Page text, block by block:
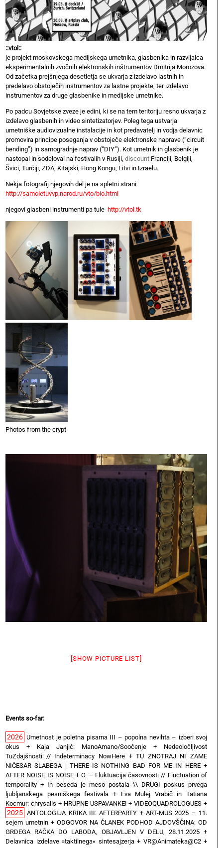
::vtol::
je projekt moskovskega medijskega umetnika, glasbenika in razvijalca
eksperimentalnih zvočnih elektronskih inštrumentov Dmitrija Morozova.
Od začetka prejšnjega desetletja se ukvarja z izdelavo lastnih in
predelavo obstoječih instrumentov za lastne projekte, ter izdelavo
instrumentov za druge glasbenike in medijske umetnike.
Po padcu Sovjetske zveze je edini, ki se na tem teritoriju resno ukvarja z
izdelavo glasbenih in video sintetizatorjev. Poleg tega ustvarja
umetniške audiovizualne instalacije in kot predavatelj in vodja delavnic
promovira principe poseganja v obstoječe elektronske naprave (“circuit
bending”) in samogradnje naprav (“DIY”). Kot umetnik in glasbenik je
nastopal in sodeloval na festivalih v Rusiji, discount Franciji, Belgiji,
Švici, Turčiji, ZDA, Kitajski, Hong Kongu, Litvi in Izraelu.
Nekja fotografij njegovih del je na spletni strani
http://samoletuvvp.narod.ru/vto/bio.html
njegovi glasbeni instrumenti pa tule http://vtol.tk
Photos from the crypt
[SHOW PICTURE LIST]
Events so-far:
2026 Umetnost je poletna pisarna III – popolna nevihta – izberi svoj
okus + Kaja Janjić: ManoAmano/Soočenje + Nedeoločljivost
TuZdajšnosti // Indeterminacy NowHere+TU ZNOTRAJ NI ZAME
NIČESAR SLABEGA | THERE IS NOTHING BAD FOR ME IN HERE+
AFTER NOISE IS NOISE+O — Fluktuacija časovnosti // Fluctuation of
temporality + In beseda je meso postala \\ DRUGI poskus prvega
ljubljanskega pesniškega festivala + Eva Mulej Vrabič in Tatiana
Kocmur: chrysalis + HRUPNE USPAVANKE! + VIDEOQUADROLOGUES +
2025 ANTOLOGIJA KRIKA III: AFTERPARTY +ART-MUS 2025 – 11.
sejem umetnin + ODGOVOR NA ČLANEK PODHOD AJDOVŠČINA: OD
GRDEGA RAČKA DO LABODA, OBJAVLJEN V DELU, 28.11.2025+
Delavnica izdelave »taktilnega« sintesajzerja+ VR@Animateka@C2+